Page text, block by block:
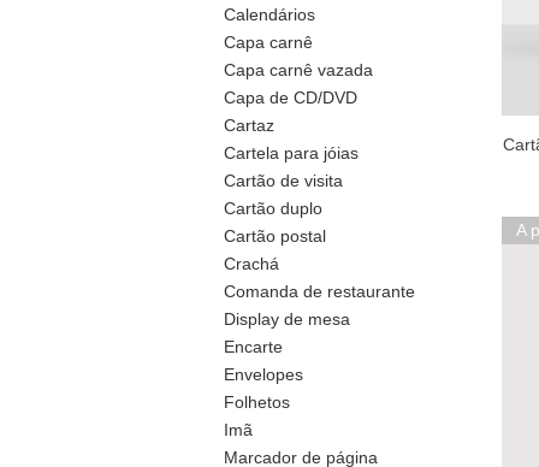
Calendários
Capa carnê
Capa carnê vazada
Capa de CD/DVD
Cartaz
Cartela para jóias
Cartão de visita
Cartão duplo
Cartão postal
Crachá
Comanda de restaurante
Display de mesa
Encarte
Envelopes
Folhetos
Imã
Marcador de página
A